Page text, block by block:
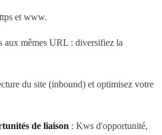
et www.
aux mêmes URL : diversifiez la
du site (inbound) et optimisez votre
de liaison : Kws d'opportunité,